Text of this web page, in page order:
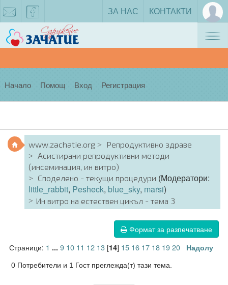
facebook
ЗА НАС КОНТАКТИ
Начало Помощ Вход Регистрация
www.zachatie.org
Репродуктивно здраве
Асистирани репродуктивни методи
(инсеминация, ин витро)
Споделено - текущи процедури (Модератори:
little_rabbit, Pesheck, blue_sky, marsi)
Ин витро на естествен цикъл - тема 3
Формат за разпечатване
Страници: 1 ... 9 10 11 12 13[14] 15 16 17 18 1920 Надолу
0 Потребители и 1 Гост преглежда(т) тази тема.